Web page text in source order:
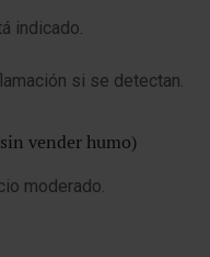
indicado.
si se detectan.
vender humo)
moderado.